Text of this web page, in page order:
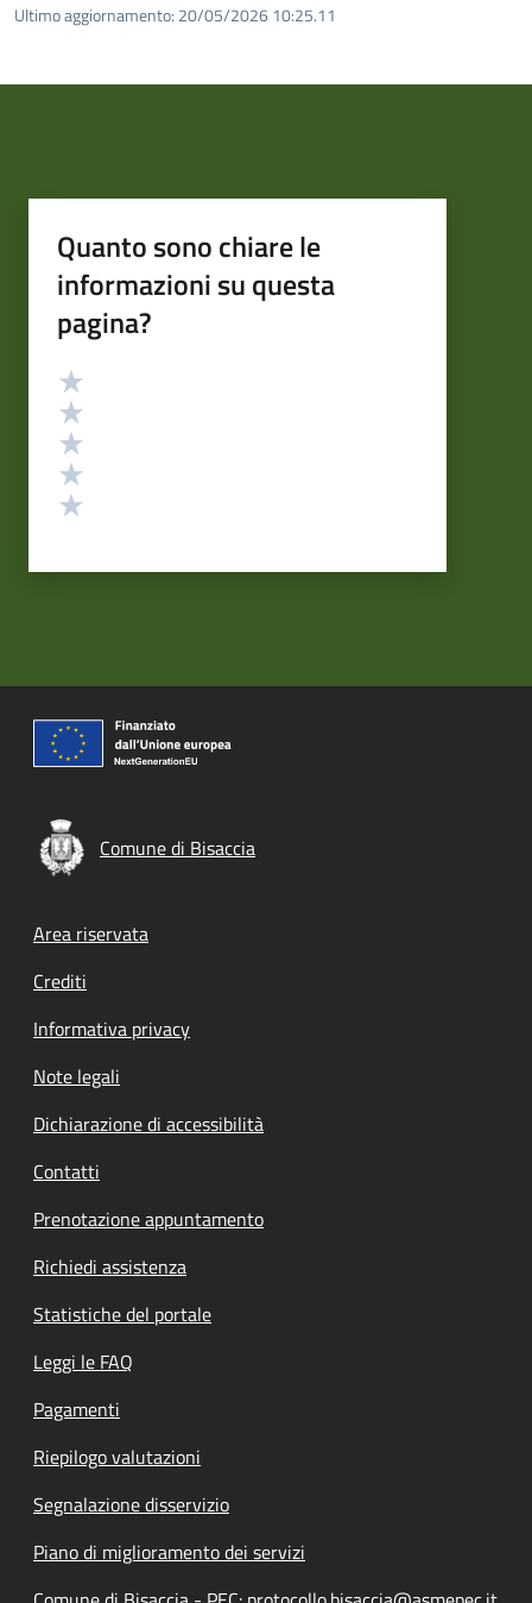
Ultimo aggiornamento: 20/05/2026 10:25.11
Quanto sono chiare le
informazioni su questa
pagina?
Valutazione
Comune di Bisaccia
Footer menu
Area riservata
Crediti
Informativa privacy
Note legali
Dichiarazione di accessibilità
Contatti
Prenotazione appuntamento
Richiedi assistenza
Statistiche del portale
Leggi le FAQ
Pagamenti
Riepilogo valutazioni
Segnalazione disservizio
Piano di miglioramento dei servizi